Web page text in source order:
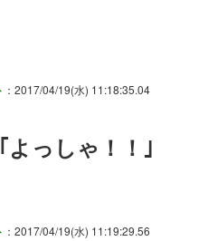
：2017/04/19(水) 11:18:35.04
っしゃ！！｣
：2017/04/19(水) 11:19:29.56